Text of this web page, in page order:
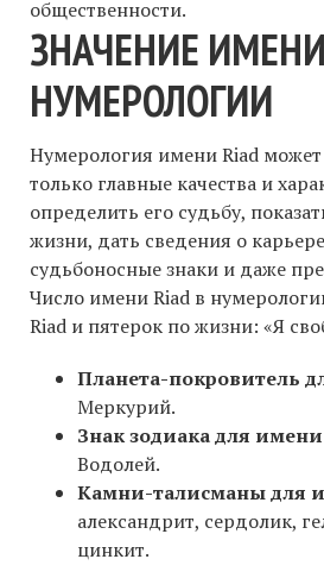
общественности.
ЗНАЧЕНИЕ ИМЕНИ
НУМЕРОЛОГИИ
Нумерология имени Riad может
только главные качества и
определить его судьбу,
жизни, дать сведения о
судьбоносные знаки и даже
Число имени Riad в
Riad и пятерок по жизни: «Я
Планета-покровитель
Меркурий.
Знак зодиака для
Водолей.
Камни-талисманы для
александрит, сердолик,
цинкит.